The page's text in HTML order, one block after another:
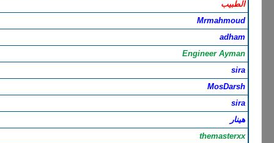
الطبيب
Mrmahmoud
adham
Engineer Ayman
sira
MosDarsh
sira
هينار
themasterxx